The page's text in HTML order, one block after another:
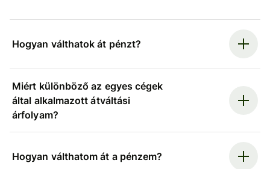
Hogyan válthatok át pénzt?
Miért különböző az egyes cégek
által alkalmazott átváltási
árfolyam?
Hogyan válthatom át a pénzem?